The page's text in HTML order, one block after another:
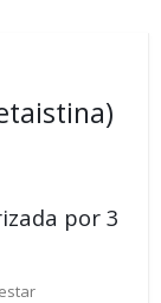
por 3